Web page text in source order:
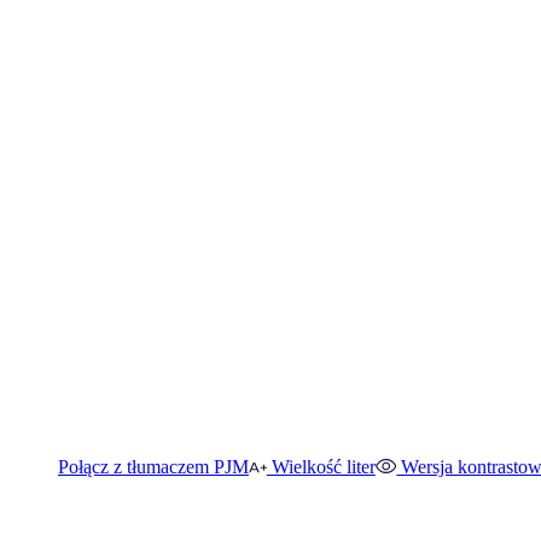
Połącz z tłumaczem PJM Wielkość liter Wersja